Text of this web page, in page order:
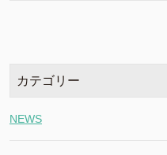
カテゴリー
NEWS